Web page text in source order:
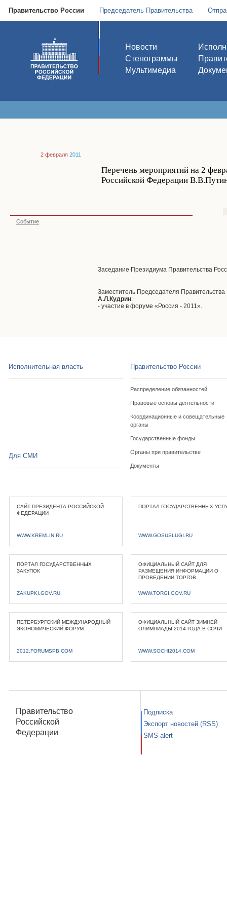
Правительство России Председатель Правительства
Новости
Стенограммы
Мультимедиа
2 февраля 2011
Перечень мероприятий на 2
Российской Федерации
Событие
Заседание Президиума Правительства
Заместитель Председателя
А.Л.Кудрин:
- участие в форуме «Россия - 2011».
Исполнительная власть Правительство России
Распределение обязанностей
Правовые основы деятельности
Координационные и совещательные
органы
Государственные фонды
Органы при правительстве
Документы
Для СМИ
САЙТ ПРЕЗИДЕНТА РОССИЙСКОЙ
ФЕДЕРАЦИИ
WWW.KREMLIN.RU
ПОРТАЛ ГОСУДАРСТВЕННЫХ
WWW.GOSUSLUGI.RU
ПОРТАЛ ГОСУДАРСТВЕННЫХ
ЗАКУПОК
ZAKUPKI.GOV.RU
ОФИЦИАЛЬНЫЙ САЙТ ДЛЯ
РАЗМЕЩЕНИЯ ИНФОРМАЦИИ О
ПРОВЕДЕНИИ ТОРГОВ
WWW.TORGI.GOV.RU
ПЕТЕРБУРГСКИЙ МЕЖДУНАРОДНЫЙ
ЭКОНОМИЧЕСКИЙ ФОРУМ
2012.FORUMSPB.COM
ОФИЦИАЛЬНЫЙ САЙТ ЗИМНЕЙ
ОЛИМПИАДЫ 2014 ГОДА В СОЧИ
WWW.SOCHI2014.COM
Правительство
Российской
Федерации
Подписка
Экспорт новостей (RSS)
SMS-alert